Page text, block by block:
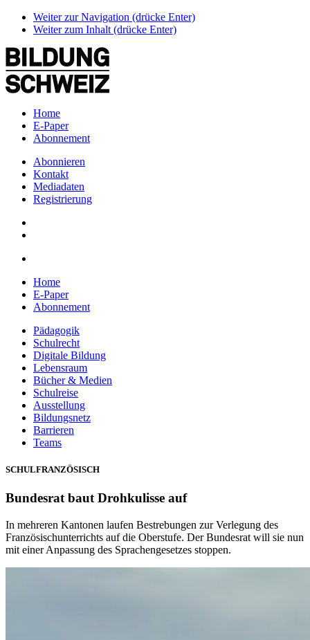
Weiter zur Navigation (drücke Enter)
Weiter zum Inhalt (drücke Enter)
Home
E-Paper
Abonnement
Abonnieren
Kontakt
Mediadaten
Registrierung
Home
E-Paper
Abonnement
Pädagogik
Schulrecht
Digitale Bildung
Lebensraum
Bücher & Medien
Schulreise
Ausstellung
Bildungsnetz
Barrieren
Teams
SCHULFRANZÖSISCH
Bundesrat baut Drohkulisse auf
In mehreren Kantonen laufen Bestrebungen zur Verlegung des
Französischunterrichts auf die Oberstufe. Der Bundesrat will sie nun
mit einer Anpassung des Sprachengesetzes stoppen.